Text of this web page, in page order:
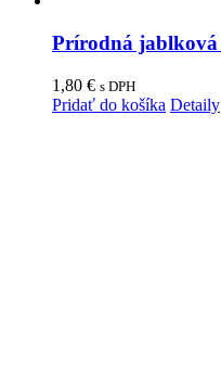
Prírodná
1,80 € s DPH
Pridať do košíka Detaily